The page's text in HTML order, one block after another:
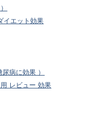
イエット効果
病に効果 ）
レビュー 効果